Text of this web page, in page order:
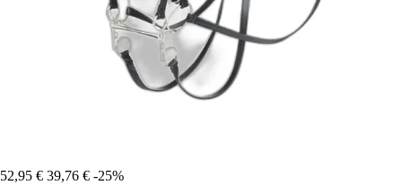
52,95 € 39,76 € -25%